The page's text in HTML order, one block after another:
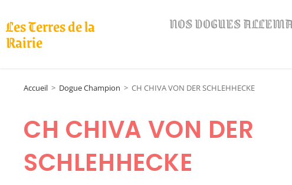
Les Terres de la
Rairie
NOS DOGUES
Accueil > Dogue Champion > CH CHIVA VON DER SCHLEHHECKE
CH CHIVA VON DER
SCHLEHHECKE